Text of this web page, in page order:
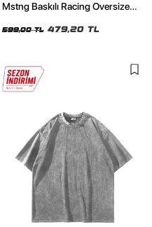
Mstng Baskılı Racing Oversize
599,00 TL 479,20 TL